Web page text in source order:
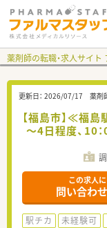
薬剤師の転職・求人サイト
更新日： 2026/07/17 薬剤
【福島市】≪福
～4日程度、10
この求人に
問い合わ
駅チカ 未経験可